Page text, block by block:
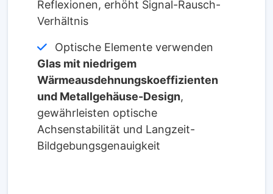
Reflexionen, erhöht Signal-Rausch-
Verhältnis
Optische Elemente verwenden
Glas mit niedrigem
Wärmeausdehnungskoeffizienten
und Metallgehäuse-Design,
gewährleisten optische
Achsenstabilität und Langzeit-
Bildgebungsgenauigkeit